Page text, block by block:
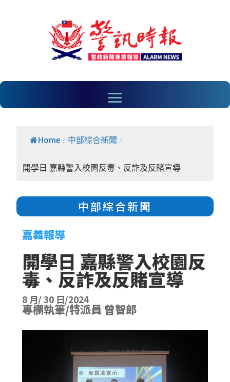
Home / 中部綜合新聞 /
開學日 嘉縣警入校園反毒、反詐及反賭宣導
中部綜合新聞
嘉義報導
開學日 嘉縣警入校園反
毒、反詐及反賭宣導
8 月/ 30 日/2024
專欄執筆/特派員 曾智郎